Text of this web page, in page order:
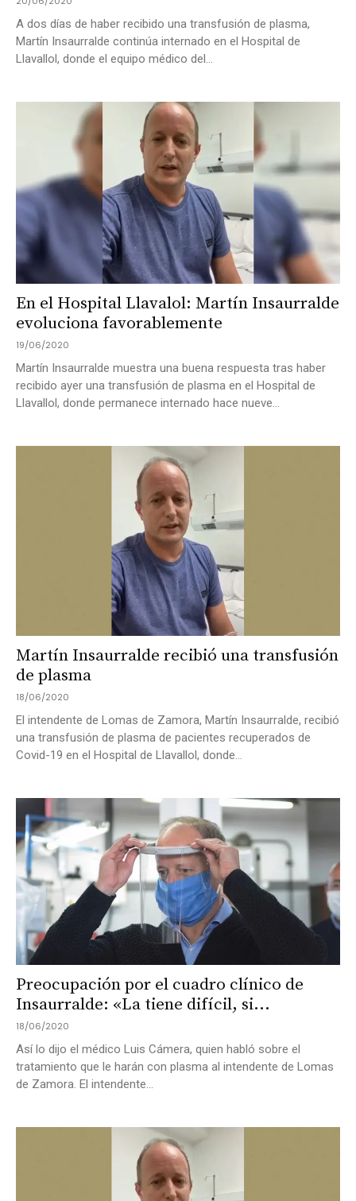
A dos días de haber recibido una transfusión de plasma,
Martín Insaurralde continúa internado en el Hospital de
Llavallol, donde el equipo médico del...
En el Hospital Llavalol: Martín Insaurralde
evoluciona favorablemente
19/06/2020
Martín Insaurralde muestra una buena respuesta tras haber
recibido ayer una transfusión de plasma en el Hospital de
Llavallol, donde permanece internado hace nueve...
Martín Insaurralde recibió una transfusión
de plasma
18/06/2020
El intendente de Lomas de Zamora, Martín Insaurralde, recibió
una transfusión de plasma de pacientes recuperados de
Covid-19 en el Hospital de Llavallol, donde...
Preocupación por el cuadro clínico de
Insaurralde: «La tiene difícil, si...
18/06/2020
Así lo dijo el médico Luis Cámera, quien habló sobre el
tratamiento que le harán con plasma al intendente de Lomas
de Zamora. El intendente...